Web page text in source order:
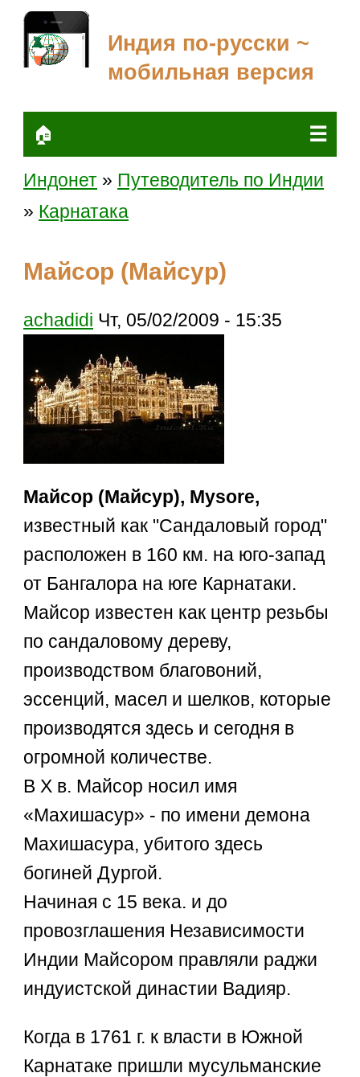
Индия по-русски ~
мобильная версия
🏠 ☰
Индонет » Путеводитель по Индии
» Карнатака
Майсор (Майсур)
achadidi Чт, 05/02/2009 - 15:35
Майсор (Майсур), Mysore,
известный как "Сандаловый город"
расположен в 160 км. на юго-запад
от Бангалора на юге Карнатаки.
Майсор известен как центр резьбы
по сандаловому дереву,
производством благовоний,
эссенций, масел и шелков, которые
производятся здесь и сегодня в
огромной количестве.
В Х в. Майсор носил имя
«Махишасур» - по имени демона
Махишасура, убитого здесь
богиней Дургой.
Начиная с 15 века. и до
провозглашения Независимости
Индии Майсором правляли раджи
индуистской династии Вадияр.
Когда в 1761 г. к власти в Южной
Карнатаке пришли мусульманские